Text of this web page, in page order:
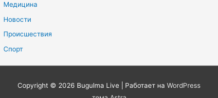
Медицина
Новости
Происшествия
Спорт
Copyright © 2026 Bugulma Live | Работает на WordPress